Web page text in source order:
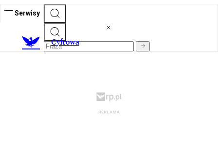
Serwisy
Cyfrowa